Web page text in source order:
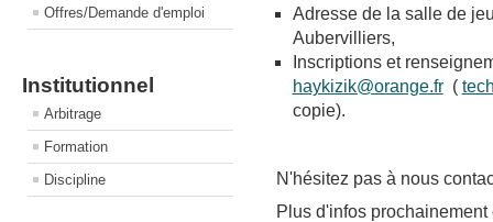
Offres/Demande d'emploi
Institutionnel
Arbitrage
Formation
Discipline
Adresse de la salle de
Aubervilliers,
Inscriptions et
haykizik@orange.fr(
copie).
N'hésitez pas à nous
Plus d'infos